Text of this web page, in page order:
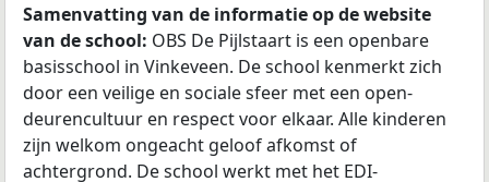
Samenvatting van de informatie op de website
van de school: OBS De Pijlstaart is een openbare
basisschool in Vinkeveen. De school kenmerkt zich
door een veilige en sociale sfeer met een open-
deurencultuur en respect voor elkaar. Alle kinderen
zijn welkom ongeacht geloof afkomst of
achtergrond. De school werkt met het EDI-